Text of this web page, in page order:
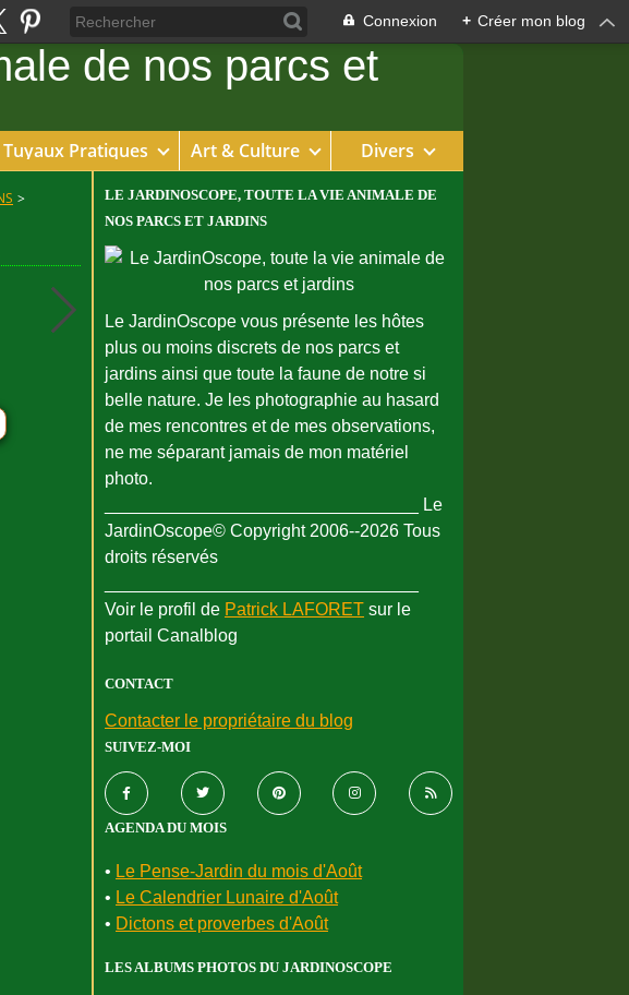
Connexion + Créer mon blog
Tuyaux Pratiques Art & Culture Divers
>
LE JARDINOSCOPE, TOUTE LA VIE ANIMALE DE
NOS PARCS ET JARDINS
Le JardinOscope vous présente les hôtes
plus ou moins discrets de nos parcs et
jardins ainsi que toute la faune de notre si
belle nature. Je les photographie au hasard
de mes rencontres et de mes observations,
ne me séparant jamais de mon matériel
photo.
________________________________ Le
JardinOscope© Copyright 2006--2026 Tous
droits réservés
Voir le profil de Patrick LAFORET sur le
portail Canalblog
CONTACT
Contacter le propriétaire du blog
SUIVEZ-MOI
AGENDA DU MOIS
• Le Pense-Jardin du mois d'Août
• Le Calendrier Lunaire d'Août
• Dictons et proverbes d'Août
LES ALBUMS PHOTOS DU JARDINOSCOPE